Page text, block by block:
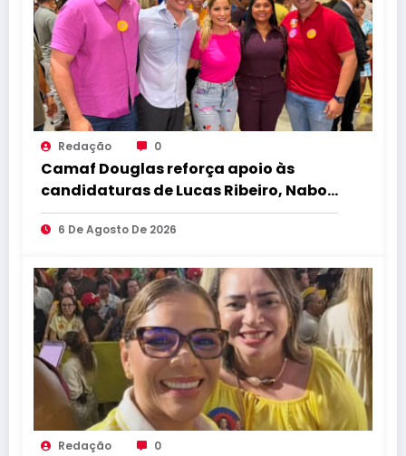
Redação 0
Camaf Douglas reforça apoio às
candidaturas de Lucas Ribeiro, Nabor,
Hugo Motta e Danielle do Vale
durante convenção
6 De Agosto De 2026
Redação 0